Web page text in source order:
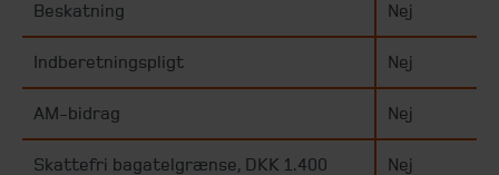
Beskatning Nej
Indberetningspligt Nej
AM-bidrag Nej
Skattefri bagatelgrænse, DKK 1.400 Nej